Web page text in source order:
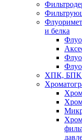
и белка
ХПК, БПК